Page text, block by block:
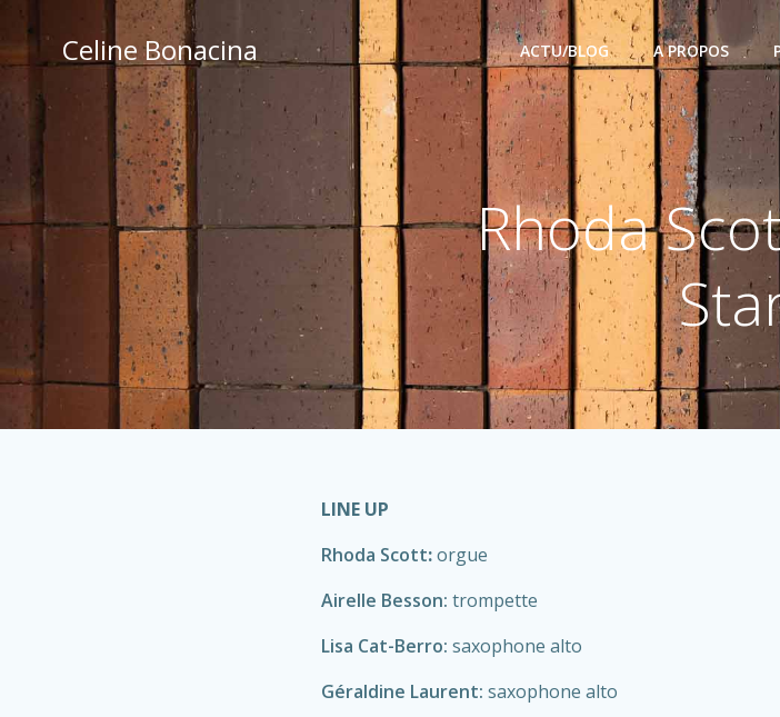
contentCeline Bonacina ACTU/BLOG A PROPOS
Rhoda
LINE UP
Rhoda Scott:orgue
Airelle Besson: trompette
Lisa Cat-Berro: saxophone alto
Géraldine Laurent: saxophone alto